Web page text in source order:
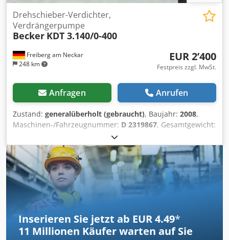
Freiberg am Neckar
248 km
Drehschieber-Verdichter,
Verdrängerpumpe
Becker KDT 3.140/0-400
EUR 2’400
Festpreis zzgl. MwSt.
Anfragen Anrufen
Zustand: generalüberholt (gebraucht), Baujahr: 2008,
Maschinen-/Fahrzeugnummer: D 2319867, Gesamtgewicht:
930 mm
Gesamthöhe:450 mm, Volumenstrom:129 m³/h, Leistung:
6.7 kW (9.11 PS), Eingangsfrequenz:50 Hz, Drehzahl
(max.):
1’740 U/min, Becker KDT 3.140/0-400
trockenlaufender Drehschieber-Verdichter /
Verdrängerpumpe Zum Verkauf steht ein Becker KDT
3.140/0-400 trockenlaufender Drehschieber-Verdichter /
Zustand. Der Verdichter arbeitet trockenlaufend und
verwendet selbstschmierende Schieber aus
Inserieren Sie jetzt ab EUR 4.49*
11 Millionen Käufer warten auf Sie